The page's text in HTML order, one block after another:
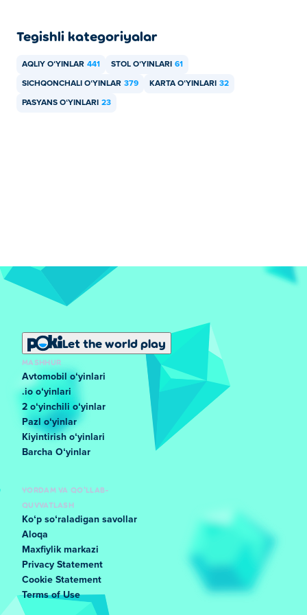
Tegishli kategoriyalar
AQLIY OʻYINLAR 441 STOL OʻYINLARI 61
SICHQONCHALI OʻYINLAR 379 KARTA OʻYINLARI 32
PASYANS OʻYINLARI 23
Let the world play
MASHHUR
Avtomobil oʻyinlari
.io oʻyinlari
2 oʻyinchili oʻyinlar
Pazl oʻyinlar
Kiyintirish oʻyinlari
Barcha Oʻyinlar
YORDAM VA QO'LLAB-
QUVVATLASH
Koʻp soʻraladigan savollar
Aloqa
Maxfiylik markazi
Privacy Statement
Cookie Statement
Terms of Use